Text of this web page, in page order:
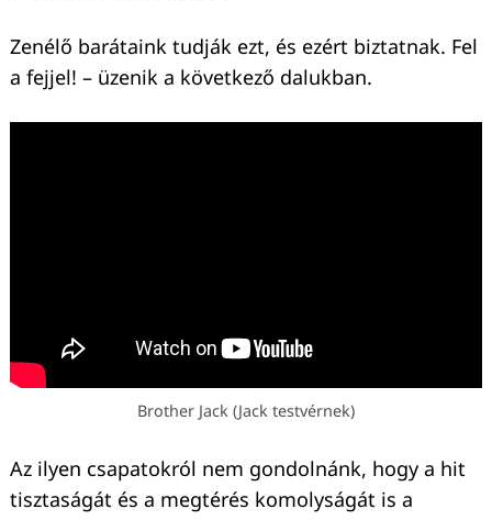
Zenélő barátaink tudják ezt, és ezért biztatnak. Fel
a fejjel! – üzenik a következő dalukban.
Brother Jack (Jack testvérnek)
Az ilyen csapatokról nem gondolnánk, hogy a hit
tisztaságát és a megtérés komolyságát is a